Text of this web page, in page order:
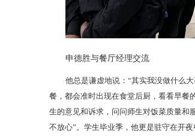
申德胜与餐厅经理交流
他总是谦虚地说：“其实我没做什么
餐，都会准时出现在食堂后厨，看看早餐
生的意见和诉求，问问师生对饭菜质量和
不放心”。学生毕业季，他更是驻守在开